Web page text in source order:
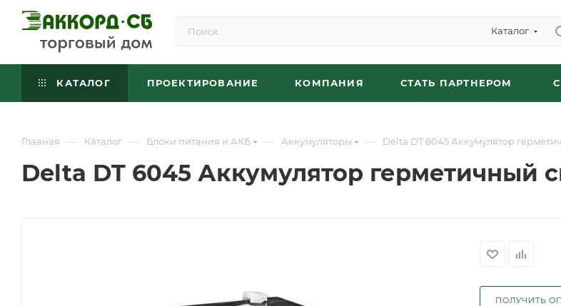
Каталог
КАТАЛОГ ПРОЕКТИРОВАНИЕ КОМПАНИЯ СТАТЬ ПАРТНЕРОМ
Главная — Каталог — Блоки питания и АКБ — Аккумуляторы — Delta DT 6045 Аккумулятор
Delta DT 6045 Аккумулятор герметичный
ПОЛУЧИТЬ